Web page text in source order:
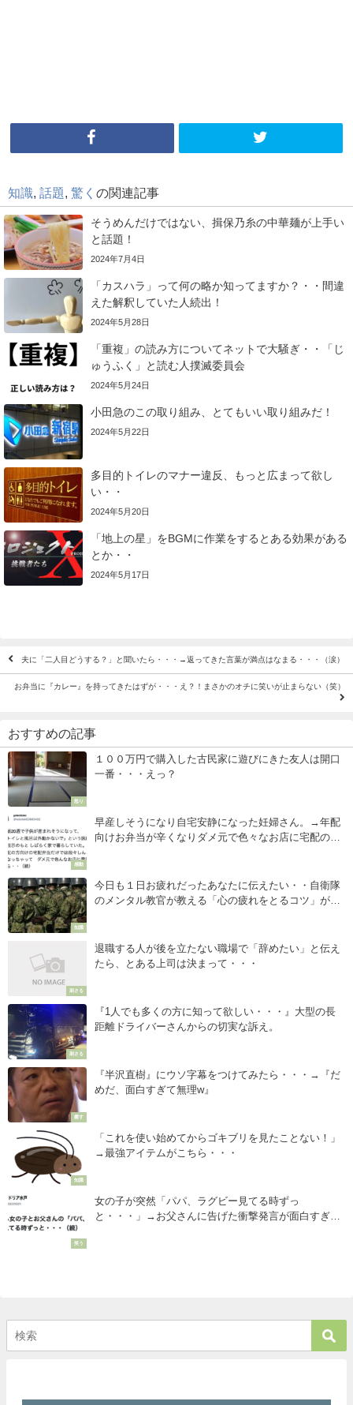
知識 話題 驚く の関連記事
そうめんだけではない、揖保乃糸の中華麺が上手い
と話題！
2024年7月4日
「カスハラ」って何の略か知ってますか？・・間違
えた解釈していた人続出！
2024年5月28日
「重複」の読み方についてネットで大騒ぎ・・「じ
ゅうふく」と読む人撲滅委員会
2024年5月24日
小田急のこの取り組み、とてもいい取り組みだ！
2024年5月22日
多目的トイレのマナー違反、もっと広まって欲し
い・・
2024年5月20日
「地上の星」をBGMに作業をするとある効果がある
とか・・
2024年5月17日
夫に「二人目どうする？」と聞いたら・・・→返ってきた言葉が満点はなまる・・・（涙）
お弁当に『カレー』を持ってきたはずが・・・え？！まさかのオチに笑いが止まらない（笑）
おすすめの記事
怒り
１００万円で購入した古民家に遊びにきた友人は開口
一番・・・えっ？
感動
早産しそうになり自宅安静になった妊婦さん。→年配
向けお弁当が辛くなりダメ元で色々なお店に宅配の電
知識
今日も１日お疲れだったあなたに伝えたい・・自衛隊
のメンタル教官が教える「心の疲れをとるコツ」が的
刺さる
退職する人が後を立たない職場で「辞めたい」と伝え
たら、とある上司は決まって・・・
刺さる
『1人でも多くの方に知って欲しい・・・』大型の長
距離ドライバーさんからの切実な訴え。
癒す
『半沢直樹』にウソ字幕をつけてみたら・・・→『だ
めだ、面白すぎて無理w』
知識
「これを使い始めてからゴキブリを見たことない！」
→最強アイテムがこちら・・・
笑う
女の子が突然「パパ、ラグビー見てる時ずっ
と・・・」→お父さんに告げた衝撃発言が面白すぎて